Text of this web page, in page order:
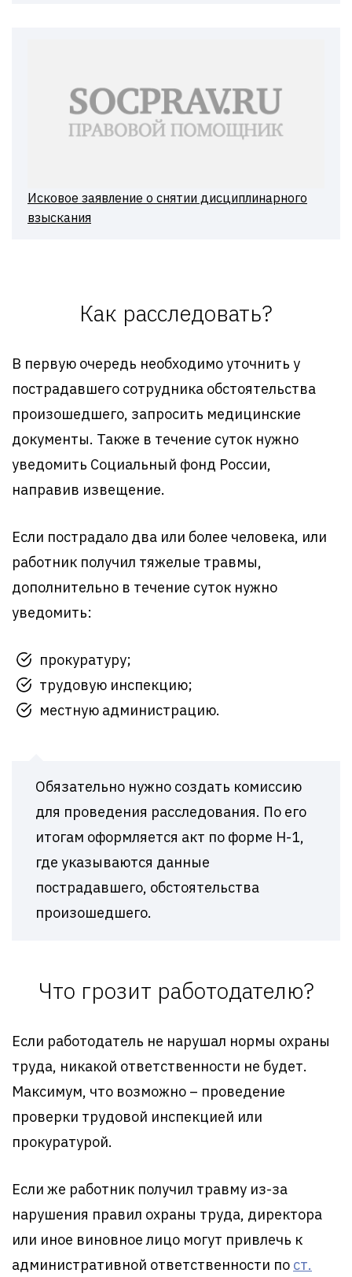
Исковое заявление о снятии дисциплинарного
взыскания
Как расследовать?
В первую очередь необходимо уточнить у
пострадавшего сотрудника обстоятельства
произошедшего, запросить медицинские
документы. Также в течение суток нужно
уведомить Социальный фонд России,
направив извещение.
Если пострадало два или более человека, или
работник получил тяжелые травмы,
дополнительно в течение суток нужно
уведомить:
прокуратуру;
трудовую инспекцию;
местную администрацию.
Обязательно нужно создать комиссию
для проведения расследования. По его
итогам оформляется акт по форме Н-1,
где указываются данные
пострадавшего, обстоятельства
произошедшего.
Что грозит работодателю?
Если работодатель не нарушал нормы охраны
труда, никакой ответственности не будет.
Максимум, что возможно – проведение
проверки трудовой инспекцией или
прокуратурой.
Если же работник получил травму из-за
нарушения правил охраны труда, директора
или иное виновное лицо могут привлечь к
административной ответственности по ст.